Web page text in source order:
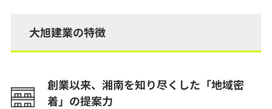
大旭建業の特徴
創業以来、湘南を知り尽くした「地域密
着」の提案力